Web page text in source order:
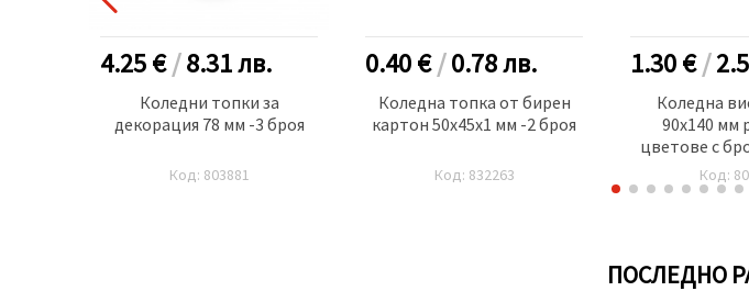
4.25 €/8.31лв.
Коледни топки за
декорация 78 мм -3 броя
Код: 803881
0.40 €/0.78лв.
Коледна топка от бирен
картон 50x45x1 мм -2 броя
Код: 832263
1.30 €/
Коледна
90x140 мм
цветове с
Код:
ПОСЛЕДНО